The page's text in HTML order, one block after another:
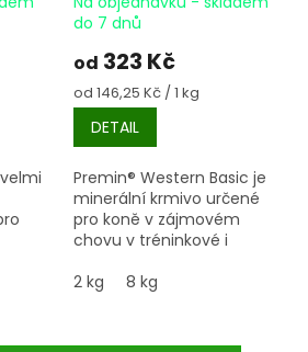
do 7 dnů
od 323 Kč
Měrná
cena:
od 146,25 Kč / 1 kg
DETAIL
Premin® Western Basic je
minerální krmivo určené
pro koně v zájmovém
chovu v tréninkové i
2 kg
8 kg